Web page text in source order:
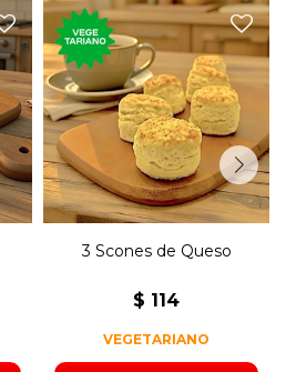
Tres panecillos de origen
británico con sabor a queso
3 Scones de Queso
$ 114
VEGETARIANO